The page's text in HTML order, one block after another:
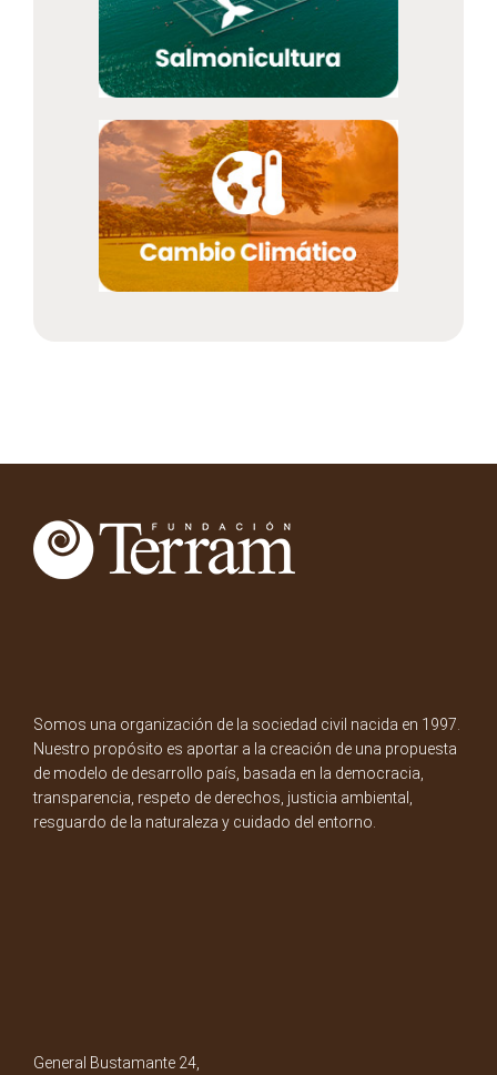
Somos una organización de la sociedad civil nacida en 1997.
Nuestro propósito es aportar a la creación de una propuesta
de modelo de desarrollo país, basada en la democracia,
transparencia, respeto de derechos, justicia ambiental,
resguardo de la naturaleza y cuidado del entorno.
General Bustamante 24,